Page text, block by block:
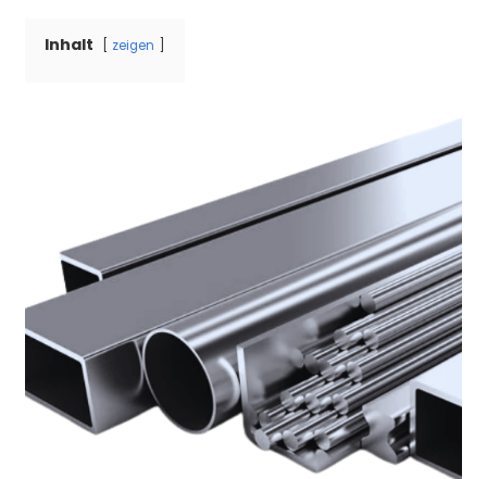
Inhalt zeigen